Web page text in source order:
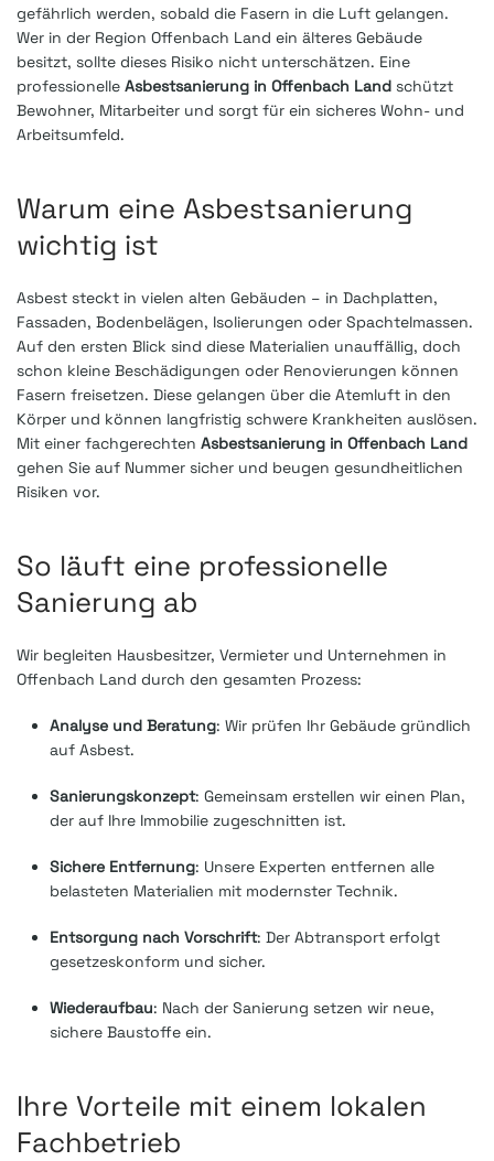
gefährlich werden, sobald die Fasern in die Luft gelangen.
Wer in der Region Offenbach Land ein älteres Gebäude
besitzt, sollte dieses Risiko nicht unterschätzen. Eine
professionelle Asbestsanierung in Offenbach Land schützt
Bewohner, Mitarbeiter und sorgt für ein sicheres Wohn- und
Arbeitsumfeld.
Warum eine Asbestsanierung
wichtig ist
Asbest steckt in vielen alten Gebäuden – in Dachplatten,
Fassaden, Bodenbelägen, Isolierungen oder Spachtelmassen.
Auf den ersten Blick sind diese Materialien unauffällig, doch
schon kleine Beschädigungen oder Renovierungen können
Fasern freisetzen. Diese gelangen über die Atemluft in den
Körper und können langfristig schwere Krankheiten auslösen.
Mit einer fachgerechten Asbestsanierung in Offenbach Land
gehen Sie auf Nummer sicher und beugen gesundheitlichen
Risiken vor.
So läuft eine professionelle
Sanierung ab
Wir begleiten Hausbesitzer, Vermieter und Unternehmen in
Offenbach Land durch den gesamten Prozess:
Analyse und Beratung: Wir prüfen Ihr Gebäude gründlich
auf Asbest.
Sanierungskonzept: Gemeinsam erstellen wir einen Plan,
der auf Ihre Immobilie zugeschnitten ist.
Sichere Entfernung: Unsere Experten entfernen alle
belasteten Materialien mit modernster Technik.
Entsorgung nach Vorschrift: Der Abtransport erfolgt
gesetzeskonform und sicher.
Wiederaufbau: Nach der Sanierung setzen wir neue,
sichere Baustoffe ein.
Ihre Vorteile mit einem lokalen
Fachbetrieb